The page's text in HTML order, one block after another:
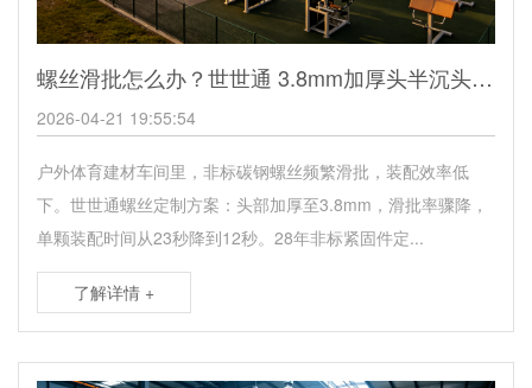
螺丝滑批怎么办？世世通 3.8mm加厚头半沉头碳钢螺丝定制解难题
2026-04-21 19:55:54
户外体育建材车间里，非标碳钢螺丝频繁滑批，装配效率低
下。世世通螺丝定制方案：头部加厚至3.8mm，滑批率骤降，
单颗装配时间从23秒降到12秒。28年非标紧固件定...
了解详情 +